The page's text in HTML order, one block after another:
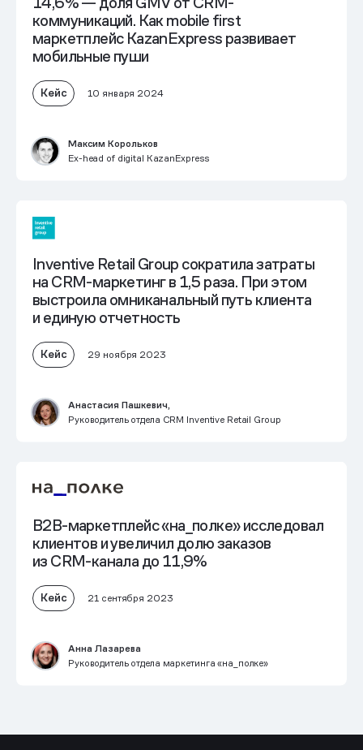
коммуникаций. Как mobile first
маркетплейс KazanExpress развивает
мобильные пуши
Кейс 10 января 2024
Максим Корольков
Ex-head of digital KazanExpress
Inventive Retail Group сократила затраты
на CRM-маркетинг в 1,5 раза. При этом
выстроила омниканальный путь клиента
и единую отчетность
Кейс 29 ноября 2023
Анастасия Пашкевич,
Руководитель отдела CRM Inventive Retail Group
B2B-маркетплейс «на_полке» исследовал
клиентов и увеличил долю заказов
из CRM-канала до 11,9%
Кейс 21 сентября 2023
Анна Лазарева
Руководитель отдела маркетинга «на_полке»